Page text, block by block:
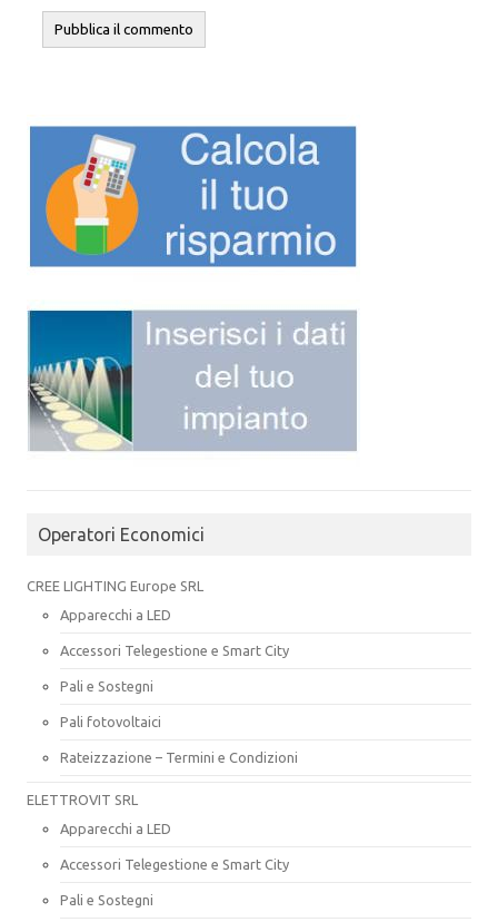
Operatori Economici
CREE LIGHTING Europe SRL
Apparecchi a LED
Accessori Telegestione e Smart City
Pali e Sostegni
Pali fotovoltaici
Rateizzazione – Termini e Condizioni
ELETTROVIT SRL
Apparecchi a LED
Accessori Telegestione e Smart City
Pali e Sostegni